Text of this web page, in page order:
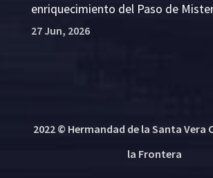
enriquecimiento del Paso de
27 Jun, 2026
2022 © Hermandad de la Santa Vera
la Frontera